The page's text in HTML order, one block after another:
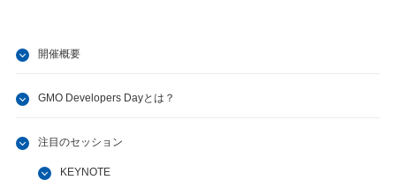
開催概要
GMO Developers Dayとは？
注目のセッション
KEYNOTE